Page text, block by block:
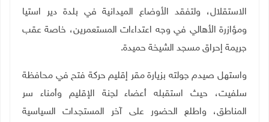
الاستقلال، ولتفقد الأوضاع الميدانية في بلدة دير استيا
ومؤازرة الأهالي في وجه اعتداءات المستعمرين، خاصة عقب
جريمة إحراق مسجد الشيخة حميدة.
واستهل صيدم جولته بزيارة مقر إقليم حركة فتح في محافظة
سلفيت، حيث استقبله أعضاء لجنة الإقليم وأمناء سر
المناطق، واطلع الحضور على آخر المستجدات السياسية